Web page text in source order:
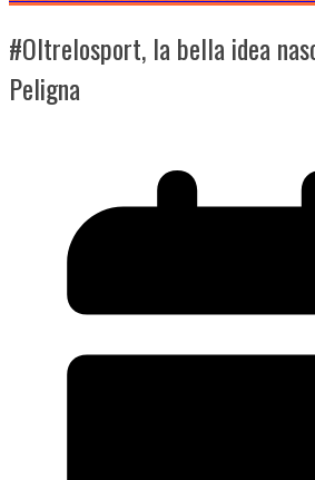
#Oltrelosport, la bella idea
Peligna